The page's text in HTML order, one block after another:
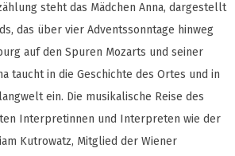
steht das Mädchen Anna, dargestellt
das über vier Adventssonntage hinweg
auf den Spuren Mozarts und seiner
taucht in die Geschichte des Ortes und in
ein. Die musikalische Reise des
Interpretinnen und Interpreten wie der
Kutrowatz, Mitglied der Wiener